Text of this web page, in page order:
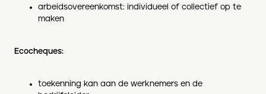
arbeidsovereenkomst: individueel of collectief op te
maken
Ecocheques:
toekenning kan aan de werknemers en de